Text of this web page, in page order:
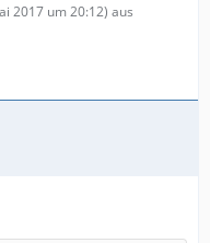
2017 um 20:12) aus